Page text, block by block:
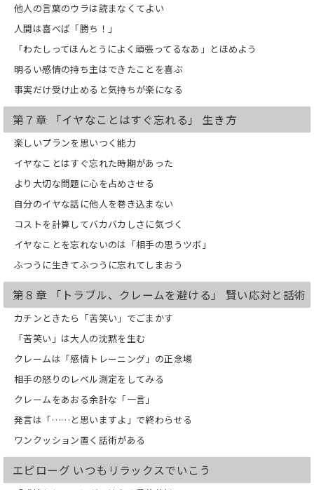
他人の言葉のウラは読まなくてよい
人間は喜べば「勝ち！」
「わたしってほんとうによく頑張ってるなあ」とほめよう
明るい感情の持ち主はできたことを喜ぶ
事実だけ受け止めると気持ちが楽になる
第７章 「イヤなことはすぐ忘れる」 生き方
楽しいプランを思いつく能力
イヤなことはすぐ忘れた時期があった
より大切な問題に心を占めさせる
自分のイヤな話に他人を巻き込まない
コストを計算してバカバカしさに気づく
イヤなことを忘れないのは「相手の思うツボ」
ふつうに生きてふつうに忘れてしまおう
第８章 「トラブル、クレームを避ける」 賢い応対と話術
カチンときたら「苦笑い」でごまかす
「苦笑い」は大人の沈黙を生む
クレームは「感情トレーニング」の正念場
相手の怒りのレベル測定をしてみる
クレームをあおる余計な「一言」
発言は「……と思いますよ」で終わらせる
ワンクッション置く話術がある
エピローグ いつもリラックスでいこう